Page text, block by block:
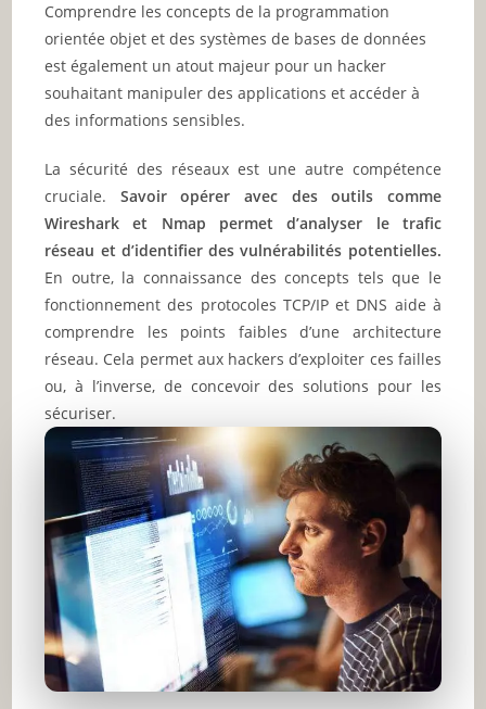
Comprendre les concepts de la programmation
orientée objet et des systèmes de bases de données
est également un atout majeur pour un hacker
souhaitant manipuler des applications et accéder à
des informations sensibles.
La sécurité des réseaux est une autre compétence
cruciale. Savoir opérer avec des outils comme
Wireshark et Nmap permet d’analyser le trafic
réseau et d’identifier des vulnérabilités potentielles.
En outre, la connaissance des concepts tels que le
fonctionnement des protocoles TCP/IP et DNS aide à
comprendre les points faibles d’une architecture
réseau. Cela permet aux hackers d’exploiter ces failles
ou, à l’inverse, de concevoir des solutions pour les
sécuriser.